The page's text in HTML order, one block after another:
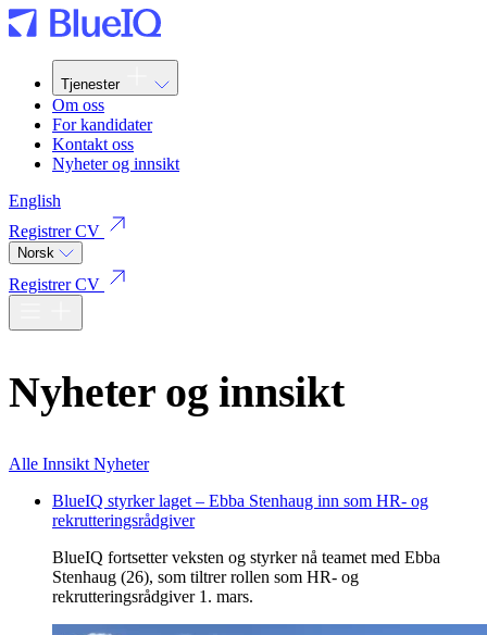
Tjenester
Om oss
For kandidater
Kontakt oss
Nyheter og innsikt
English
Registrer CV
Norsk
Registrer CV
Nyheter og innsikt
Alle Innsikt Nyheter
BlueIQ styrker laget – Ebba Stenhaug inn som HR- og
rekrutteringsrådgiver
BlueIQ fortsetter veksten og styrker nå teamet med Ebba
Stenhaug (26), som tiltrer rollen som HR- og
rekrutteringsrådgiver 1. mars.